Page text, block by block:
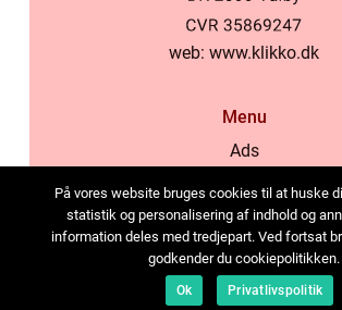
web: www.klikko.dk
Menu
Ads
Cookies
Contact
Sitemap
På vores website bruges cookies til at huske
statistik og personalisering af indhold og
information deles med tredjepart. Ved fortsat
godkender du cookiepolitikken.
Ok Privatlivspolitik